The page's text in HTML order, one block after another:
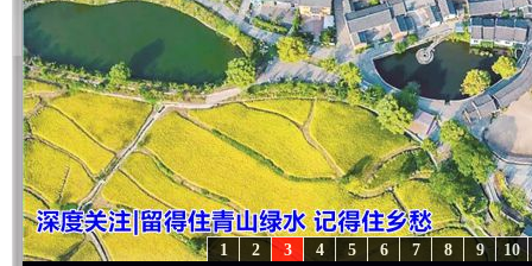
10
9
8
7
6
5
4
3
2
1